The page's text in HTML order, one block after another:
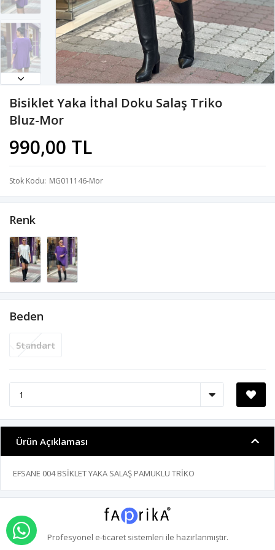
Bisiklet Yaka İthal Doku Salaş Triko
Bluz-Mor
990,00 TL
Stok Kodu MG011146-Mor
Renk
Beden
Standart
Ürün Açıklaması
EFSANE 004 BSİKLET YAKA SALAŞ PAMUKLU TRİKO
Profesyonel e-ticaretsistemleri ile hazırlanmıştır.